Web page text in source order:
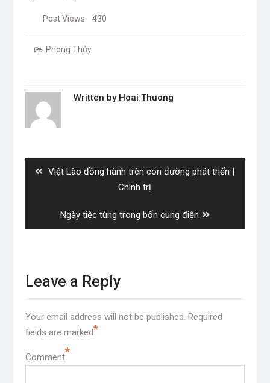
Post Views: 430
Phong Thủy
Written by Hoai Thuong
Previous
Việt Lào đồng hành trên con đường phát triển |
Chính trị
Next
post:
Ngày tiệc tùng trong bốn cung điện
Leave a Reply
Your email address will not be published. Required
fields are marked*
Comment*